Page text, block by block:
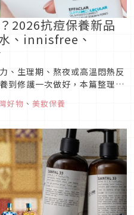
2026抗痘保養新品
、innisfree、
、生理期、熬夜或高溫悶熱反
到修護一次做好，本篇整理
養節奏。
好物 、 美妝保養